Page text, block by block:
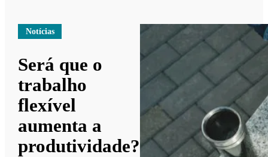
Notícias
Será que o
trabalho
flexível
aumenta a
produtividade?